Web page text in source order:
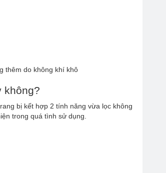
thêm do không khí khô
không?
bị kết hợp 2 tính năng vừa lọc không
trong quá tình sử dụng.